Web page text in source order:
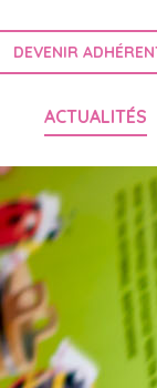
DEVENIR
ACTUALITÉS